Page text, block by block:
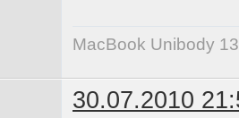
MacBook Unibody
30.07.2010